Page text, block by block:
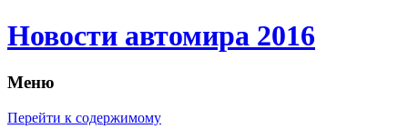
Новости автомира 2016
Меню
Перейти к содержимому